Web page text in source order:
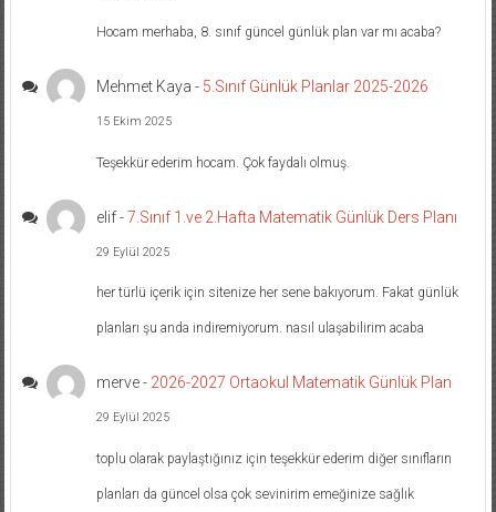
Hocam merhaba, 8. sınıf güncel günlük plan var mı acaba?
Mehmet Kaya - 5.Sınıf Günlük Planlar 2025-2026
15 Ekim 2025
Teşekkür ederim hocam. Çok faydalı olmuş.
elif-7.Sınıf 1.ve 2.Hafta Matematik Günlük Ders Planı
29 Eylül 2025
her türlü içerik için sitenize her sene bakıyorum. Fakat günlük
planları şu anda indiremiyorum. nasıl ulaşabilirim acaba
merve- 2026-2027 Ortaokul Matematik Günlük Plan
29 Eylül 2025
toplu olarak paylaştığınız için teşekkür ederim diğer sınıfların
planları da güncel olsa çok sevinirim emeğinize sağlık